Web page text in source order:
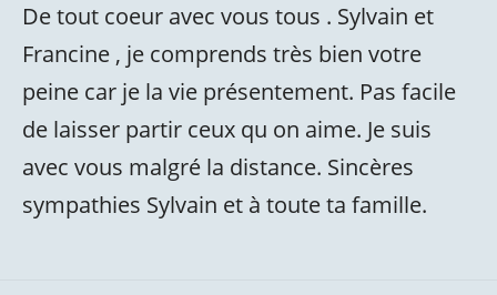
De tout coeur avec vous tous . Sylvain et
Francine , je comprends très bien votre
peine car je la vie présentement. Pas facile
de laisser partir ceux qu on aime. Je suis
avec vous malgré la distance. Sincères
sympathies Sylvain et à toute ta famille.